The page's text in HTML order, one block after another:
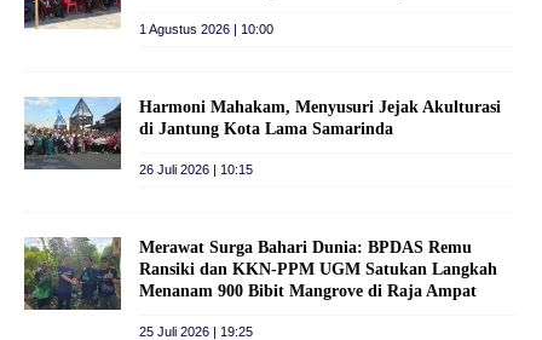
1 Agustus 2026 | 10:00
Harmoni Mahakam, Menyusuri Jejak Akulturasi
di Jantung Kota Lama Samarinda
26 Juli 2026 | 10:15
Merawat Surga Bahari Dunia: BPDAS Remu
Ransiki dan KKN-PPM UGM Satukan Langkah
Menanam 900 Bibit Mangrove di Raja Ampat
25 Juli 2026 | 19:25